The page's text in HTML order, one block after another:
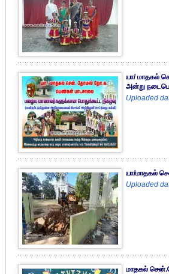
யா/ மாதகல்
அன்று
Uploaded
யா/மாதகல்
Uploaded
மாதகல்